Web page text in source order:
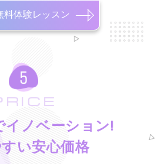
料体験レッスン
イノベーション!
い安心価格